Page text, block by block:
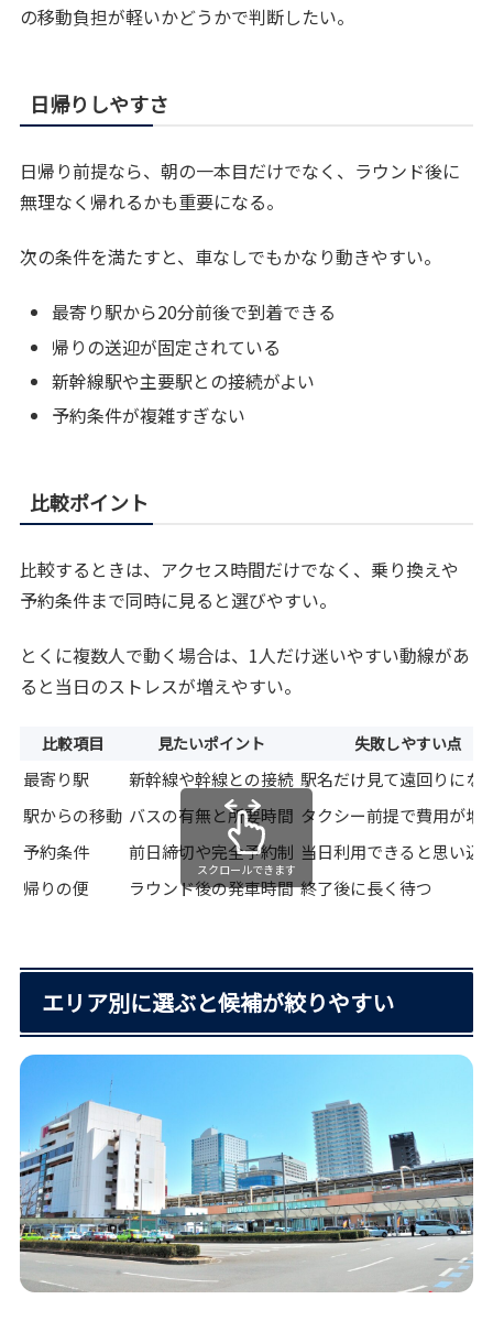
の移動負担が軽いかどうかで判断したい。
日帰りしやすさ
日帰り前提なら、朝の一本目だけでなく、ラウンド後に
無理なく帰れるかも重要になる。
次の条件を満たすと、車なしでもかなり動きやすい。
最寄り駅から20分前後で到着できる
帰りの送迎が固定されている
新幹線駅や主要駅との接続がよい
予約条件が複雑すぎない
比較ポイント
比較するときは、アクセス時間だけでなく、乗り換えや
予約条件まで同時に見ると選びやすい。
とくに複数人で動く場合は、1人だけ迷いやすい動線があ
ると当日のストレスが増えやすい。
比較項目 見たいポイント 失敗しやすい点
最寄り駅 新幹線や幹線との接続 駅名だけ見て遠回りにな
駅からの移動 バスの有無と所要時間 タクシー前提で費用が増
予約条件
前日締切や完全予約制 当日利用できると思い込
帰りの便
ラウンド後の発車時間 終了後に長く待つ
スクロールできます
エリア別に選ぶと候補が絞りやすい